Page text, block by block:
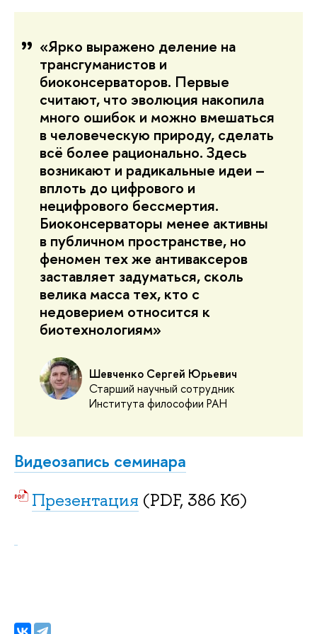
«Ярко выражено деление на
трансгуманистов и
биоконсерваторов. Первые
считают, что эволюция накопила
много ошибок и можно вмешаться
в человеческую природу, сделать
всё более рационально. Здесь
возникают и радикальные идеи –
вплоть до цифрового и
нецифрового бессмертия.
Биоконсерваторы менее активны
в публичном пространстве, но
феномен тех же антиваксеров
заставляет задуматься, сколь
велика масса тех, кто с
недоверием относится к
биотехнологиям»
Шевченко Сергей Юрьевич
Старший научный сотрудник
Института философии РАН
Видеозапись семинара
Презентация (PDF, 386 Кб)